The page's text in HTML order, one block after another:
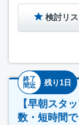
検討リ
終了
間近
残り1日
【早朝スタ
数・短時間